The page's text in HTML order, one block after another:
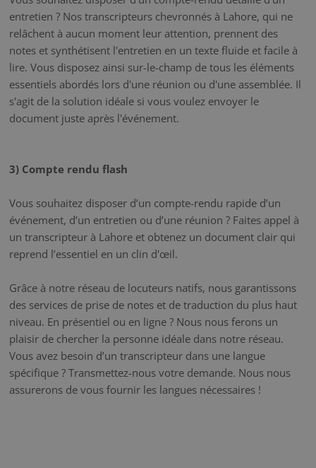
entretien ? Nos transcripteurs chevronnés à Lahore, qui ne
relâchent à aucun moment leur attention, prennent des
notes et synthétisent l'entretien en un texte fluide et facile à
lire. Vous disposez ainsi sur-le-champ de tous les éléments
essentiels abordés lors d'une réunion ou d'une assemblée. Il
s'agit de la solution idéale si vous voulez envoyer le
document juste après l'événement.
3) Compte rendu flash
Vous souhaitez disposer d’un compte-rendu rapide d’un
événement, d’un entretien ou d’une réunion ? Faites appel à
un transcripteur à Lahore et obtenez un document clair qui
reprend l’essentiel en un clin d'œil.
Grâce à notre réseau de locuteurs natifs, nous garantissons
des services de prise de notes et de traduction du plus haut
niveau. En présentiel ou en ligne ? Nous nous ferons un
plaisir de chercher la personne idéale dans notre réseau.
Vous avez besoin d’un transcripteur dans une langue
spécifique ? Transmettez-nous votre demande. Nous nous
assurerons de vous fournir les langues nécessaires !